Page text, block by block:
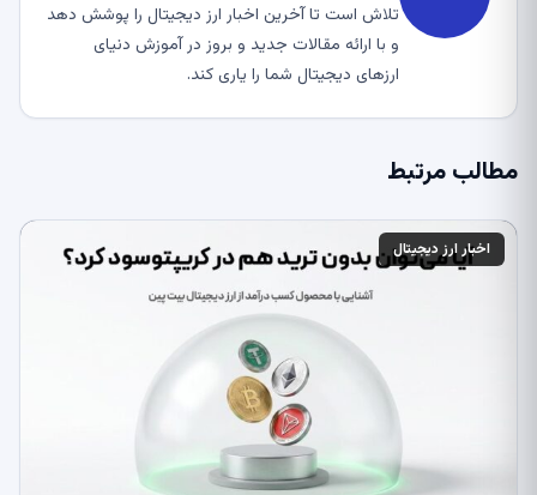
تلاش است تا آخرین اخبار ارز دیجیتال را پوشش دهد
و با ارائه مقالات جدید و بروز در آموزش دنیای
ارزهای دیجیتال شما را یاری کند.
مطالب مرتبط
اخبار ارز دیجیتال